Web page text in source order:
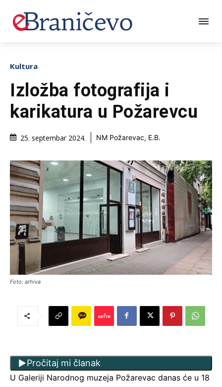
Kultura
Izložba fotografija i
karikatura u Požarevcu
25. septembar 2024. NM Požarevac, E.B.
Foto: arhiva
Pročitaj mi članak
U Galeriji Narodnog muzeja Požarevac danas će u 18